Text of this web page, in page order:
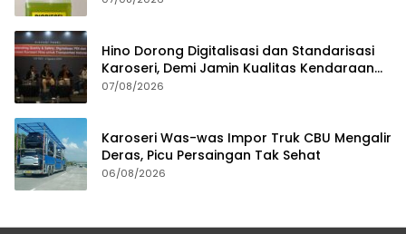
Hino Dorong Digitalisasi dan Standarisasi
Karoseri, Demi Jamin Kualitas Kendaraan
Pelanggan
07/08/2026
Karoseri Was-was Impor Truk CBU Mengalir
Deras, Picu Persaingan Tak Sehat
06/08/2026